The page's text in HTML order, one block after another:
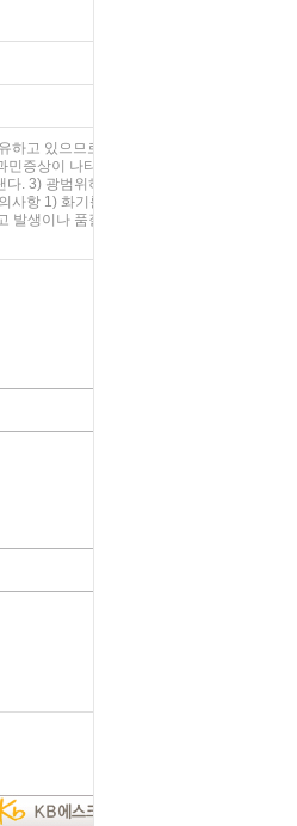
고 있으므로 이 성분에 과민
증상이 나타나는 경우 2) 피부
. 3) 광범위하게 또는 장시간
항 1) 화기를 피하여 보관한
발생이나 품질저하의 원인이 될